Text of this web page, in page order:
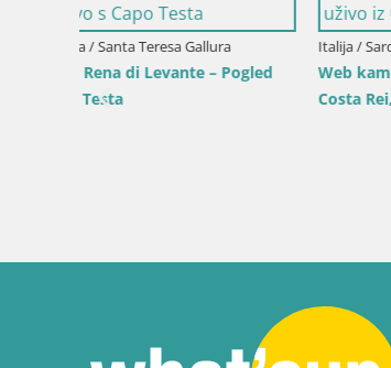
Italija / Sardinija / Muravera
Web kamera Piscina Rei – Pogled uživo iz
Costa Rei, Muravera